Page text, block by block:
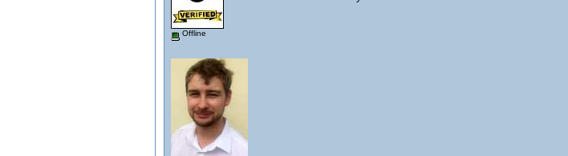
Offline